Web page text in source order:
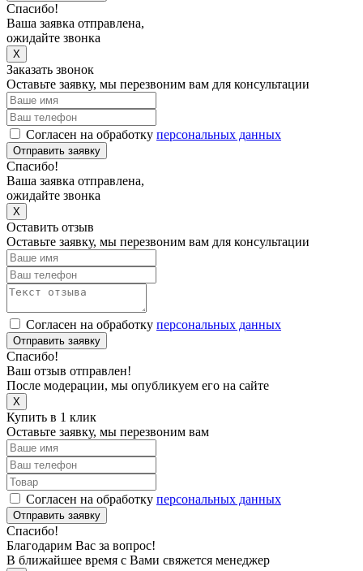
Спасибо!
Ваша заявка отправлена,
ожидайте звонка
X
Заказать звонок
Оставьте заявку, мы перезвоним вам для консультации
Согласен на обработку персональных данных
Отправить заявку
Спасибо!
Ваша заявка отправлена,
ожидайте звонка
X
Оставить отзыв
Оставьте заявку, мы перезвоним вам для консультации
Согласен на обработку персональных данных
Отправить заявку
Спасибо!
Ваш отзыв отправлен!
После модерации, мы опубликуем его на сайте
X
Купить в 1 клик
Оставьте заявку, мы перезвоним вам
Согласен на обработку персональных данных
Отправить заявку
Спасибо!
Благодарим Вас за вопрос!
В ближайшее время с Вами свяжется менеджер